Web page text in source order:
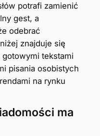
potrafi zamienić
gest, a
odebrać
znajduje się
tekstami
pisania osobistych
na rynku
ma